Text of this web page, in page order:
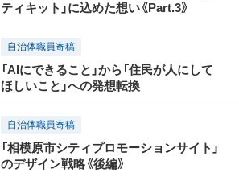
ティキット」に込めた想い《Part.3》
自治体職員寄稿
「AIにできること」から「住民が人にして
ほしいこと」への発想転換
自治体職員寄稿
「相模原市シティプロモーションサイト」
のデザイン戦略《後編》